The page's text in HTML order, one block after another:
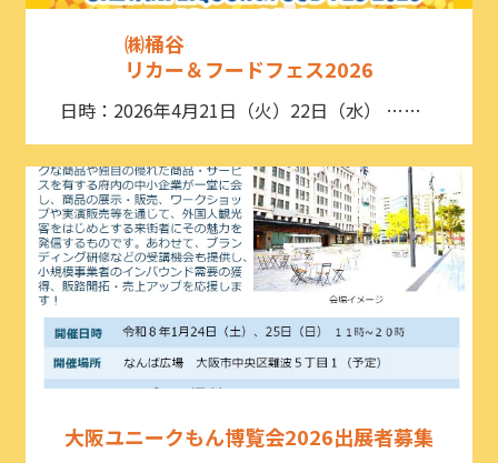
㈱桶谷
リカー＆フードフェス2026
日時：2026年4月21日（火）22日（水） ……
大阪ユニークもん博覧会2026出展者募集